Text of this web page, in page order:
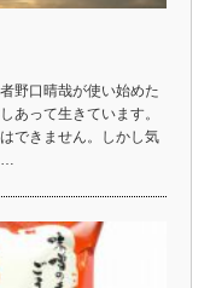
野口晴哉が使い始めた
あって生きています。
できません。しかし気
…